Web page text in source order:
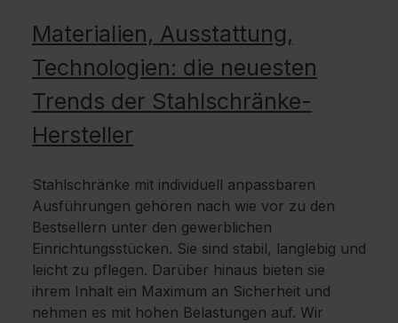
Materialien, Ausstattung,
Technologien: die neuesten
Trends der Stahlschränke-
Hersteller
Stahlschränke mit individuell anpassbaren
Ausführungen gehören nach wie vor zu den
Bestsellern unter den gewerblichen
Einrichtungsstücken. Sie sind stabil, langlebig und
leicht zu pflegen. Darüber hinaus bieten sie
ihrem Inhalt ein Maximum an Sicherheit und
nehmen es mit hohen Belastungen auf. Wir